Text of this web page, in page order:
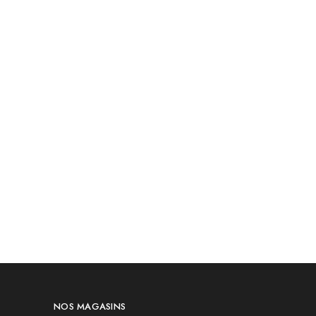
NOS MAGASINS